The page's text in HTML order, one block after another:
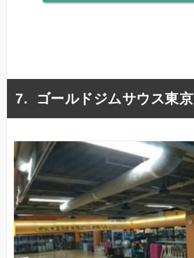
ゴールドジムサウス東京